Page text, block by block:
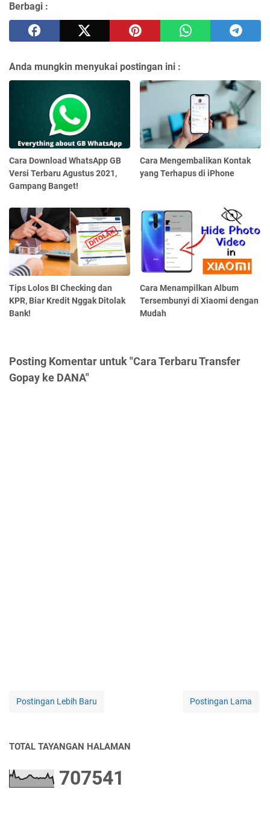
Berbagi :
Anda mungkin menyukai postingan ini :
Cara Download WhatsApp GB
Versi Terbaru Agustus 2021,
Gampang Banget!
Cara Mengembalikan Kontak
yang Terhapus di iPhone
Tips Lolos BI Checking dan
KPR, Biar Kredit Nggak Ditolak
Bank!
Cara Menampilkan Album
Tersembunyi di Xiaomi dengan
Mudah
Posting Komentar untuk "Cara Terbaru Transfer
Gopay ke DANA"
Postingan Lebih Baru Postingan Lama
TOTAL TAYANGAN HALAMAN
707541